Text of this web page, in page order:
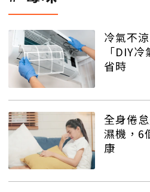
冷氣不
「DIY
省時
全身倦
濕機，6
康